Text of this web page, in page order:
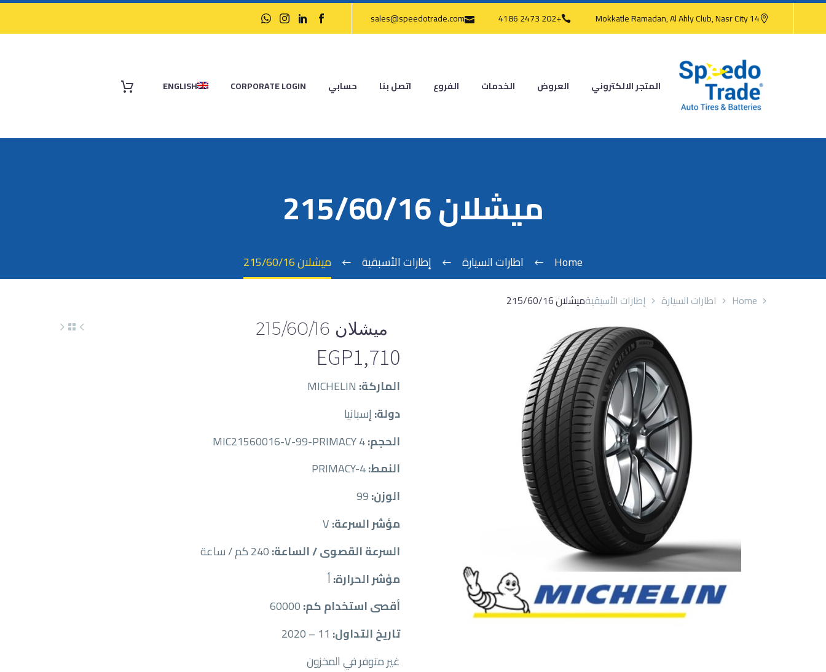
14 Mokkatle Ramadan, Al Ahly Club, Nasr City
+202 2473 4186
sales@speedotrade.com
المتجر الالكتروني العروض الخدمات الفروع اتصل بنا حسابي CORPORATE LOGIN
ENGLISH
ميشلان 215/60/16
Home اطارات السيارة إطارات الأسبقية ميشلان 215/60/16
Home اطارات السيارة إطارات الأسبقيةميشلان 215/60/16
ميشلان 215/60/16
EGP1,710
الماركة:
دولة:إسبانيا
الحجم:
النمط:
الوزن:
مؤشر السرعة:
السرعة القصوى / الساعة:
مؤشر الحرارة:أ
أقصى استخدام كم:
تاريخ التداول: 11 – 2020
غير متوفر في المخزون